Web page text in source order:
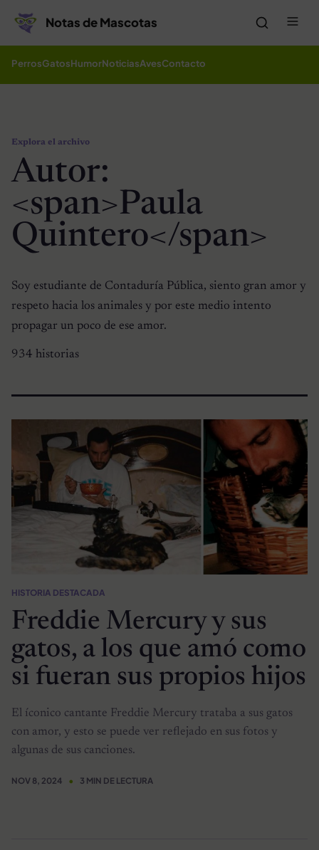
Notas de Mascotas
PerrosGatosHumorNoticiasAvesContacto
Explora el archivo
Autor:
<span>Paula
Quintero</span>
Soy estudiante de Contaduría Pública, siento gran amor y
respeto hacia los animales y por este medio intento
propagar un poco de ese amor.
934 historias
HISTORIA DESTACADA
Freddie Mercury y sus
gatos, a los que amó como
si fueran sus propios hijos
El íconico cantante Freddie Mercury trataba a sus gatos
con amor, y esto se puede ver reflejado en sus fotos y
algunas de sus canciones.
NOV 8, 2024 3 MIN DE LECTURA